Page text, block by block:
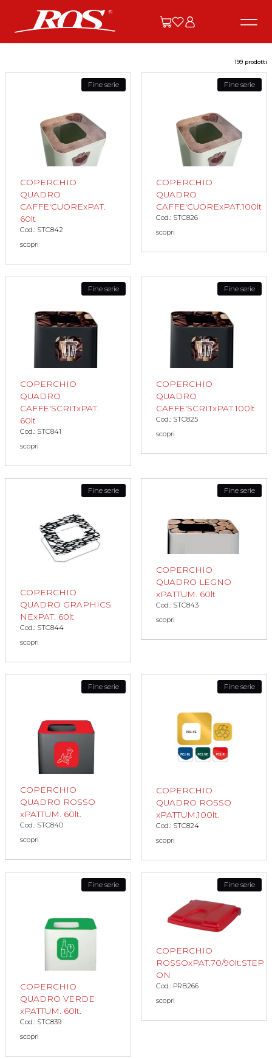
199 prodotti
Fine serie
COPERCHIO
QUADRO
CAFFE'CUORExPAT.
60lt
Cod.: STC842
scopri
Fine serie
COPERCHIO
QUADRO
CAFFE'CUORExPAT.100lt
Cod.: STC826
scopri
Fine serie
COPERCHIO
QUADRO
CAFFE'SCRITxPAT.
60lt
Cod.: STC841
scopri
Fine serie
COPERCHIO
QUADRO
CAFFE'SCRITxPAT.100lt
Cod.: STC825
scopri
Fine serie
COPERCHIO
QUADRO GRAPHICS
NExPAT. 60lt
Cod.: STC844
scopri
Fine serie
COPERCHIO
QUADRO LEGNO
xPATTUM. 60lt
Cod.: STC843
scopri
Fine serie
COPERCHIO
QUADRO ROSSO
xPATTUM. 60lt.
Cod.: STC840
scopri
Fine serie
COPERCHIO
QUADRO ROSSO
xPATTUM.100lt.
Cod.: STC824
scopri
Fine serie
COPERCHIO
QUADRO VERDE
xPATTUM. 60lt.
Cod.: STC839
scopri
Fine serie
COPERCHIO
ROSSOxPAT.70/90lt.STEP
ON
Cod.: PRB266
scopri